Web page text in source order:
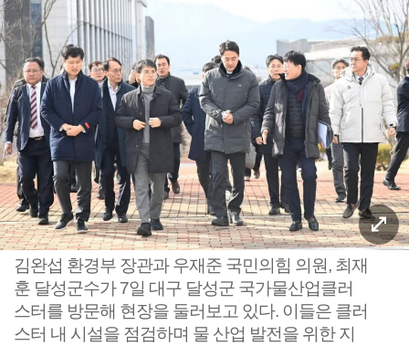
김완섭 환경부 장관과 우재준 국민의힘 의원, 최재
훈 달성군수가 7일 대구 달성군 국가물산업클러
스터를 방문해 현장을 둘러보고 있다. 이들은 클러
스터 내 시설을 점검하며 물 산업 발전을 위한 지